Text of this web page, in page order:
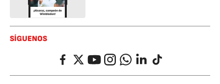
SÍGUENOS
FacebookTwitterYouTubeInstagramWhatsappLinkedIn
TikTok